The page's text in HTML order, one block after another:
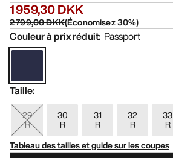
1 959,30 DKK
2 799,00 DKK(Économisez30%)
Couleur à prix réduit: Passport
Taille:
29
R
30
R
31
R
32
R
33
R
Tableau des tailles et guide sur les coupes